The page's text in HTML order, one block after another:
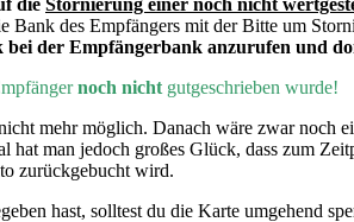
die Stornierung einer noch nicht
des Empfängers mit der Bitte um
bei der Empfängerbank anzurufen und
noch nicht gutgeschrieben wurde!
mehr möglich. Danach wäre zwar noch
man jedoch großes Glück, dass zum
zurückgebucht wird.
hast, solltest du die Karte umgehend